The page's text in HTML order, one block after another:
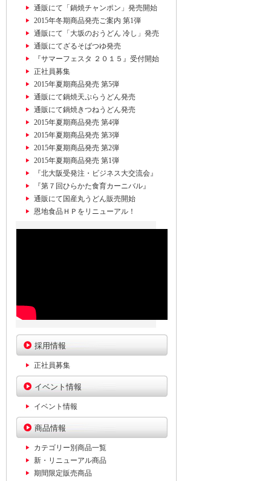
通販にて「鍋焼チャンポン」発売開始
2015年冬期商品発売ご案内 第1弾
通販にて「大坂のおうどん 冷し」発売
通販にてざるそばつゆ発売
『サマーフェスタ ２０１５』受付開始
正社員募集
2015年夏期商品発売 第5弾
通販にて鍋焼天ぷらうどん発売
通販にて鍋焼きつねうどん発売
2015年夏期商品発売 第4弾
2015年夏期商品発売 第3弾
2015年夏期商品発売 第2弾
2015年夏期商品発売 第1弾
『北大阪受発注・ビジネス大交流会』
『第７回ひらかた食育カーニバル』
通販にて国産丸うどん販売開始
恩地食品ＨＰをリニューアル！
採用情報
正社員募集
イベント情報
イベント情報
商品情報
カテゴリー別商品一覧
新・リニューアル商品
期間限定販売商品